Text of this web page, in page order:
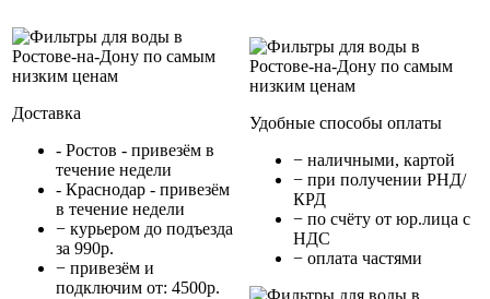
Доставка
- Ростов - привезём в
течение недели
- Краснодар - привезём
в течение недели
− курьером до подъезда
за 990р.
− привезём и
подключим от: 4500р.
Удобные способы оплаты
− наличными, картой
− при получении РНД/
КРД
− по счёту от юр.лица с
НДС
− оплата частями